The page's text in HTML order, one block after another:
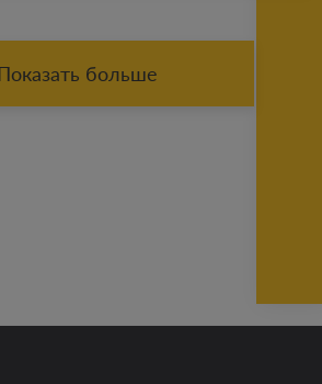
больше